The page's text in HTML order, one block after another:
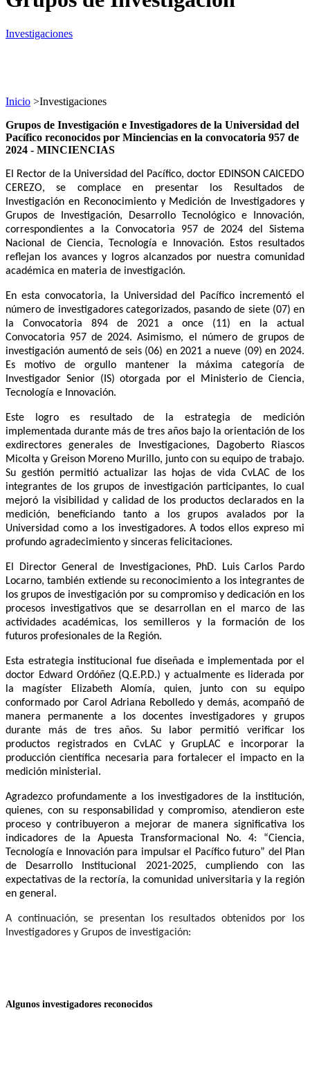
Investigaciones
Inicio >Investigaciones
Grupos de Investigación e Investigadores de la Universidad del
Pacífico reconocidos por Minciencias en la convocatoria 957 de
2024 - MINCIENCIAS
El Rector de la Universidad del Pacífico, doctor EDINSON CAICEDO
CEREZO, se complace en presentar los Resultados de
Investigación en Reconocimiento y Medición de Investigadores y
Grupos de Investigación, Desarrollo Tecnológico e Innovación,
correspondientes a la Convocatoria 957 de 2024 del Sistema
Nacional de Ciencia, Tecnología e Innovación. Estos resultados
reflejan los avances y logros alcanzados por nuestra comunidad
académica en materia de investigación.
En esta convocatoria, la Universidad del Pacífico incrementó el
número de investigadores categorizados, pasando de siete (07) en
la Convocatoria 894 de 2021 a once (11) en la actual
Convocatoria 957 de 2024. Asimismo, el número de grupos de
investigación aumentó de seis (06) en 2021 a nueve (09) en 2024.
Es motivo de orgullo mantener la máxima categoría de
Investigador Senior (IS) otorgada por el Ministerio de Ciencia,
Tecnología e Innovación.
Este logro es resultado de la estrategia de medición
implementada durante más de tres años bajo la orientación de los
exdirectores generales de Investigaciones, Dagoberto Riascos
Micolta y Greison Moreno Murillo, junto con su equipo de trabajo.
Su gestión permitió actualizar las hojas de vida CvLAC de los
integrantes de los grupos de investigación participantes, lo cual
mejoró la visibilidad y calidad de los productos declarados en la
medición, beneficiando tanto a los grupos avalados por la
Universidad como a los investigadores. A todos ellos expreso mi
profundo agradecimiento y sinceras felicitaciones.
El Director General de Investigaciones, PhD. Luis Carlos Pardo
Locarno, también extiende su reconocimiento a los integrantes de
los grupos de investigación por su compromiso y dedicación en los
procesos investigativos que se desarrollan en el marco de las
actividades académicas, los semilleros y la formación de los
futuros profesionales de la Región.
Esta estrategia institucional fue diseñada e implementada por el
doctor Edward Ordóñez (Q.E.P.D.) y actualmente es liderada por
la magíster Elizabeth Alomía, quien, junto con su equipo
conformado por Carol Adriana Rebolledo y demás, acompañó de
manera permanente a los docentes investigadores y grupos
durante más de tres años. Su labor permitió verificar los
productos registrados en CvLAC y GrupLAC e incorporar la
producción científica necesaria para fortalecer el impacto en la
medición ministerial.
Agradezco profundamente a los investigadores de la institución,
quienes, con su responsabilidad y compromiso, atendieron este
proceso y contribuyeron a mejorar de manera significativa los
indicadores de la Apuesta Transformacional No. 4: “Ciencia,
Tecnología e Innovación para impulsar el Pacífico futuro” del Plan
de Desarrollo Institucional 2021-2025, cumpliendo con las
expectativas de la rectoría, la comunidad universitaria y la región
en general.
A continuación, se presentan los resultados obtenidos por los
Investigadores y Grupos de investigación:
Algunos investigadores reconocidos